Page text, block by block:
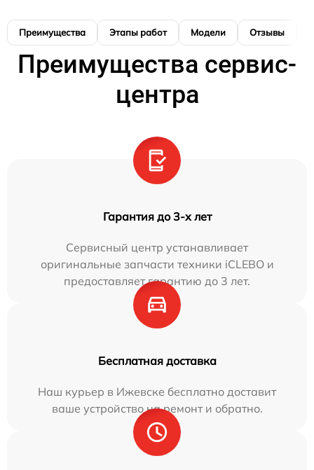
Преимущества Этапы работ Модели Отзывы
Преимущества сервис-
центра
Гарантия до 3-х лет
Сервисный центр устанавливает
оригинальные запчасти техники iCLEBO и
предоставляет гарантию до 3 лет.
Бесплатная доставка
Наш курьер в Ижевске бесплатно доставит
ваше устройство на ремонт и обратно.